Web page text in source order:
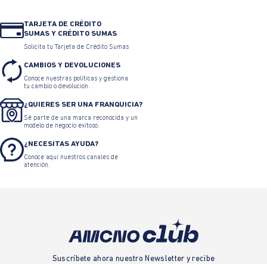
TARJETA DE CRÉDITO
SUMAS Y CRÉDITO SUMAS
Solicita tu Tarjeta de Crédito Sumas
CAMBIOS Y DEVOLUCIONES
Conoce nuestras políticas y gestiona
tu cambio o devolución.
¿QUIERES SER UNA FRANQUICIA?
Sé parte de una marca reconocida y un
modelo de negocio exitoso.
¿NECESITAS AYUDA?
Conoce aquí nuestros canales de
atención.
Suscríbete ahora nuestro Newsletter y recibe